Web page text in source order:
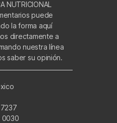
NUTRICIONAL
puede
la forma aquí
directamente a
nuestra línea
saber su opinión.
0030